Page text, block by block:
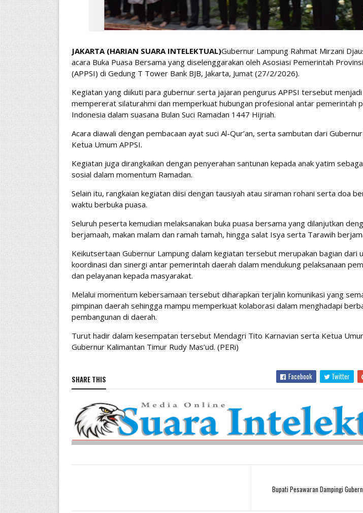
JAKARTA (HARIAN SUARA INTELEKTUAL)Gubernur Lampung Rahmat Mirzani
acara Buka Puasa Bersama yang diselenggarakan oleh Asosiasi Pemerintah
(APPSI) di Gedung T Tower Bank BJB, Jakarta, Jumat (27/2/2026).
Kegiatan yang diikuti para gubernur serta jajaran pengurus APPSI tersebut
mempererat silaturahmi dan memperkuat hubungan profesional antar pemerintah
Indonesia dalam suasana Bulan Suci Ramadan 1447 Hijriah.
Acara diawali dengan pembacaan ayat suci Al-Qur’an, serta sambutan dari
Ketua Umum APPSI.
Kegiatan juga dirangkaikan dengan penyerahan santunan kepada anak yatim
sosial dalam momentum Ramadan.
Selain itu, rangkaian kegiatan diisi dengan tausiyah atau siraman rohani serta doa
waktu berbuka puasa.
Seluruh peserta kemudian melaksanakan buka puasa bersama yang dilanjutkan
berjamaah, makan malam dan ramah tamah, hingga salat Isya serta Tarawih
Keikutsertaan Gubernur Lampung dalam kegiatan tersebut merupakan bagian dari
koordinasi dan sinergi antar pemerintah daerah dalam mendukung pelaksanaan
dan pelayanan kepada masyarakat.
Melalui momentum kebersamaan tersebut diharapkan terjalin komunikasi yang
pimpinan daerah sehingga mampu memperkuat kolaborasi dalam menghadapi
pembangunan di daerah.
Turut hadir dalam kesempatan tersebut Mendagri Tito Karnavian serta Ketua
Gubernur Kalimantan Timur Rudy Mas’ud. (PERi)
SHARE THIS Facebook Twitter
Bupati Pesawaran Dampingi